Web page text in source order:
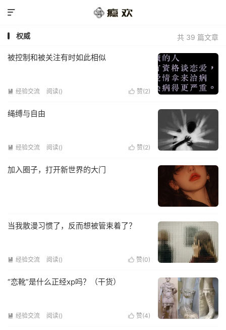

共 39 篇文章
权威
被控制和被关注有时如此相似
 赞(2)
 经验交流 阅读()
绳缚与自由
 赞(2)
 经验交流 阅读()
加入圈子，打开新世界的大门
当我散漫习惯了，反而想被管束着了？
 赞(0)
 经验交流 阅读()
“恋靴”是什么正经xp吗？（干货）
 赞(4)
 经验交流 阅读()